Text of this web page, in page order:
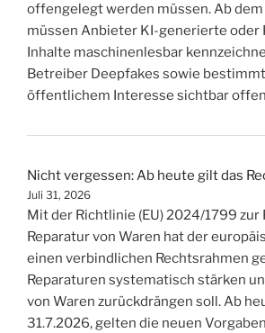
offengelegt werden müssen. Ab
müssen Anbieter KI-generierte oder
Inhalte maschinenlesbar
Betreiber Deepfakes sowie
öffentlichem Interesse sichtbar
Nicht vergessen: Ab heute gilt das
Juli 31, 2026
Mit der Richtlinie (EU) 2024/1799 zur
Reparatur von Waren hat der
einen verbindlichen Rechtsrahmen
Reparaturen systematisch stärken
von Waren zurückdrängen soll. Ab
31.7.2026, gelten die neuen